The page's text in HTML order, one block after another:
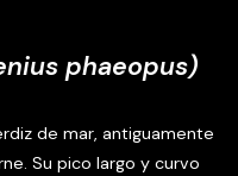
phaeopus)
de mar, antiguamente
Su pico largo y curvo